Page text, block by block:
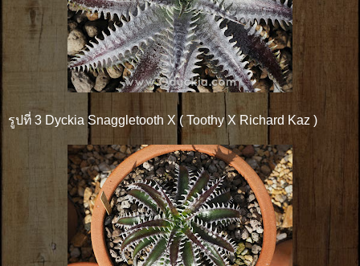
รูปที่ 3 Dyckia Snaggletooth X ( Toothy X Richard Kaz )